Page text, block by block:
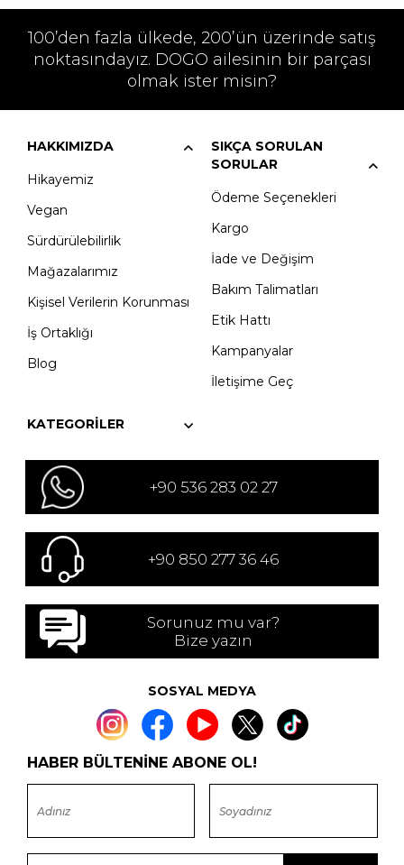
100’den fazla ülkede, 200’ün üzerinde satış
noktasındayız. DOGO ailesinin bir parçası
olmak ister misin?
HAKKIMIZDA
Hikayemiz
Vegan
Sürdürülebilirlik
Mağazalarımız
Kişisel Verilerin Korunması
İş Ortaklığı
Blog
SIKÇA SORULAN
SORULAR
Ödeme Seçenekleri
Kargo
İade ve Değişim
Bakım Talimatları
Etik Hattı
Kampanyalar
İletişime Geç
KATEGORILER
+90 536 283 02 27
+90 850 277 36 46
Sorunuz mu var?
Bize yazın
SOSYAL MEDYA
HABER BÜLTENİNE ABONE OL!